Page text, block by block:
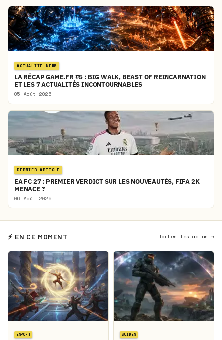
ACTUALITE-NEWS
LA RÉCAP GAME.FR #5 : BIG WALK, BEAST OF REINCARNATION
ET LES 7 ACTUALITÉS INCONTOURNABLES
05 Août 2026
DERNIER ARTICLE
EA FC 27 : PREMIER VERDICT SUR LES NOUVEAUTÉS, FIFA 2K
MENACE ?
06 Août 2026
⚡ EN CE MOMENT Toutes les actus →
ESPORT GUIDES